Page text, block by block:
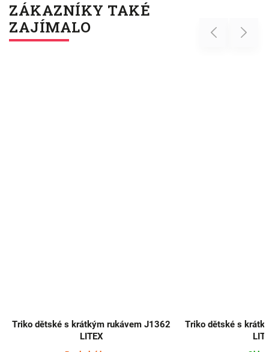
ZÁKAZNÍKY TAKÉ
ZAJÍMALO
Previous
Triko dětské s krátkým rukávem J1362
LITEX
Triko dětské s
Next